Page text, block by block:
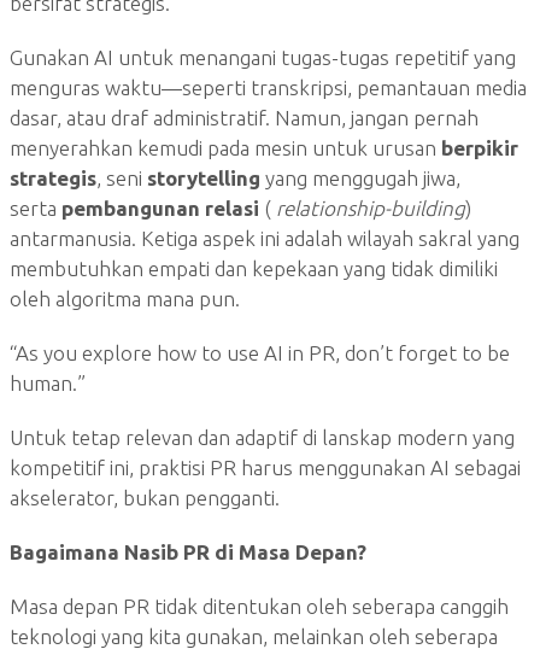
Gunakan AI untuk menangani tugas-tugas repetitif yang
menguras waktu—seperti transkripsi, pemantauan media
dasar, atau draf administratif. Namun, jangan pernah
menyerahkan kemudi pada mesin untuk urusan berpikir
strategis, seni storytelling yang menggugah jiwa,
serta pembangunan relasi ( relationship-building)
antarmanusia. Ketiga aspek ini adalah wilayah sakral yang
membutuhkan empati dan kepekaan yang tidak dimiliki
oleh algoritma mana pun.
“As you explore how to use AI in PR, don’t forget to be
human.”
Untuk tetap relevan dan adaptif di lanskap modern yang
kompetitif ini, praktisi PR harus menggunakan AI sebagai
akselerator, bukan pengganti.
Bagaimana Nasib PR di Masa Depan?
Masa depan PR tidak ditentukan oleh seberapa canggih
teknologi yang kita gunakan, melainkan oleh seberapa